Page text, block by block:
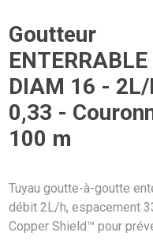
Goutteur
DIAM 16 - 2L/
0,33 -
100 m
Tuyau goutte-à-goutte
débit 2L/h, espacement
Copper Shield™ pour